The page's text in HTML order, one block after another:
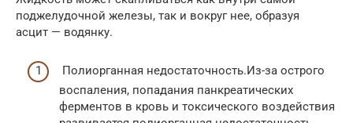
поджелудочной железы, так и вокруг нее, образуя
асцит — водянку.
Полиорганная недостаточность.Из-за острого
воспаления, попадания панкреатических
ферментов в кровь и токсического воздействия